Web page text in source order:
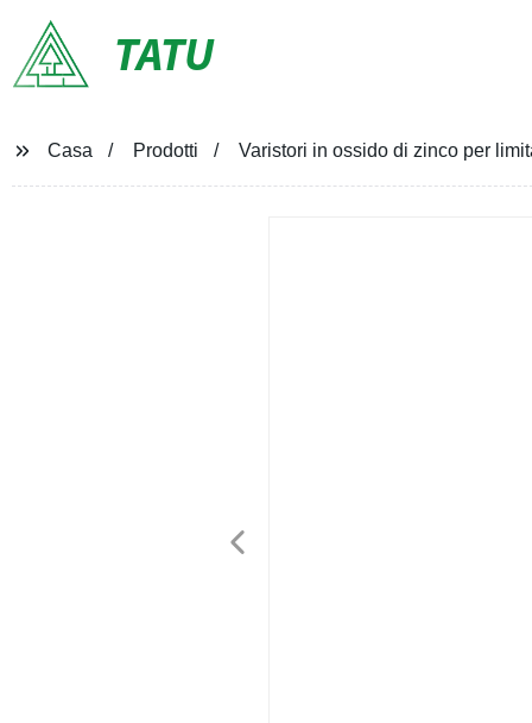
TATU
Casa Prodotti Varistori in ossido di zinco per